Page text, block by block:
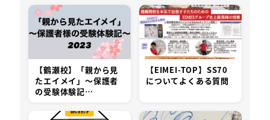
【鶴瀬校】「親から見
たエイメイ」～保護者
の受験体験記…
【EIMEI-TOP】SS70
についてよくある質問